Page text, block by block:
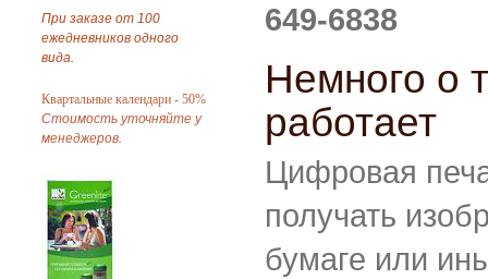
При заказе от 100
ежедневников одного
вида.
Квартальные календари - 50%
Стоимость уточняйте у
менеджеров.
649-6838
Немного о
работает
Цифровая
получать
бумаге или